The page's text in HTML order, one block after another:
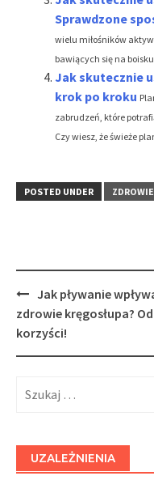
Sprawdzone
wielu miłośników
bawiących się na
Jak skutecznie
krok po kroku
zabrudzeń, które
Czy wiesz, że świeże
POSTED UNDER ZDROWIE
Post
navigation
Jak pływanie
zdrowie kręgosłupa?
korzyści!
UZALEŻNIENIA